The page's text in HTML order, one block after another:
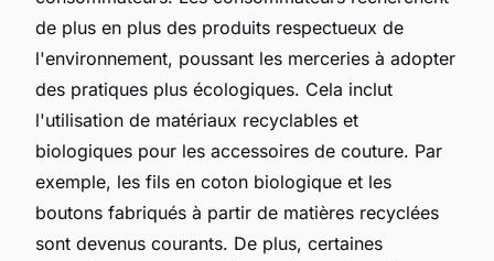
de plus en plus des produits respectueux de
l'environnement, poussant les merceries à adopter
des pratiques plus écologiques. Cela inclut
l'utilisation de matériaux recyclables et
biologiques pour les accessoires de couture. Par
exemple, les fils en coton biologique et les
boutons fabriqués à partir de matières recyclées
sont devenus courants. De plus, certaines